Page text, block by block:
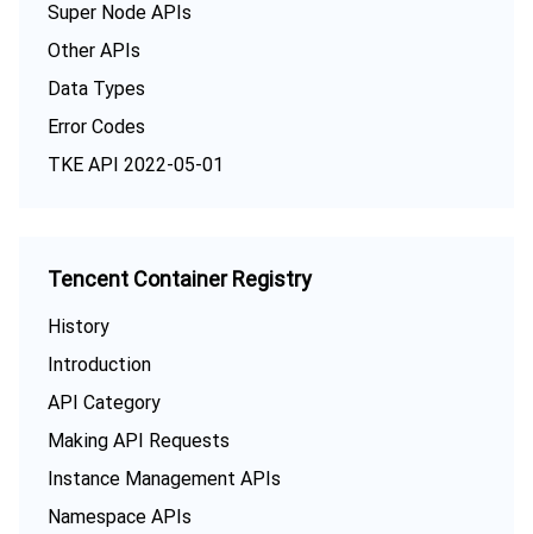
Super Node APIs
Other APIs
Data Types
Error Codes
TKE API 2022-05-01
Tencent Container Registry
History
Introduction
API Category
Making API Requests
Instance Management APIs
Namespace APIs